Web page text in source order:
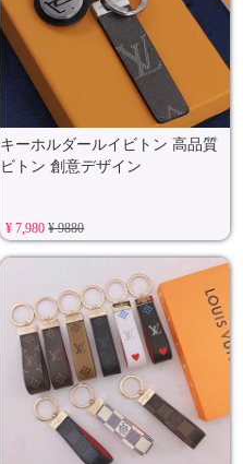
キーホルダールイビトン 高品質
ビトン 創意デザイン
¥ 7,980¥ 9880